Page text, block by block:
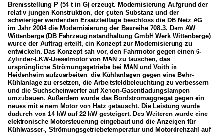
Bremsstellung P (54 t in G) erzeugt. Modernisierung Aufgrund der
relativ jungen Konstruktion, der guten Substanz und der
schwieriger werdenden Ersatzteillage beschloss die DB Netz AG
im Jahr 2004 die Modernisierung der Baureihe 708.3. Dem AW
Wittenberge (DB Fahrzeuginstandhaltung GmbH Werk Wittenberge)
wurde der Auftrag erteilt, ein Konzept zur Modernisierung zu
entwickeln. Das Konzept sah vor, den Fahrmotor gegen einen 6-
Zylinder-LKW-Dieselmotor von MAN zu tauschen, das
ursprüngliche Strömungsgetriebe bei MAN und Voith in
Heidenheim aufzuarbeiten, die Kühlanlagen gegen eine Behr-
Kühlanlage zu ersetzen, die Arbeitsfeldbeleuchtung zu verbessern
und die Suchscheinwerfer auf Xenon-Gasentladungslampen
umzubauen. Außerdem wurde das Bordstromaggregat gegen ein
neues mit einem Motor von Hatz getauscht. Die Leistung wurde
dadurch von 14 kW auf 22 kW gesteigert. Des Weiteren wurde eine
elektronische Motorsteuerung eingebaut und die Anzeigen für
Kühlwasser-, Strömungsgetriebetemperatur und Motordrehzahl auf